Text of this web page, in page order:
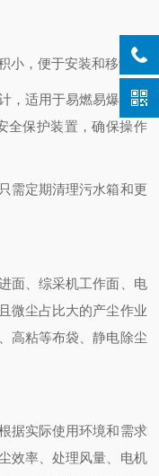
小，便于安装和移动。
，适用于易燃易爆的矿
全保护装置，确保操作
需定期清理污水箱和更
面、综采机工作面、电
微尘占比大的产尘作业
高粘等布袋、静电除尘
据实际使用环境和需求
效率、处理风量、电机